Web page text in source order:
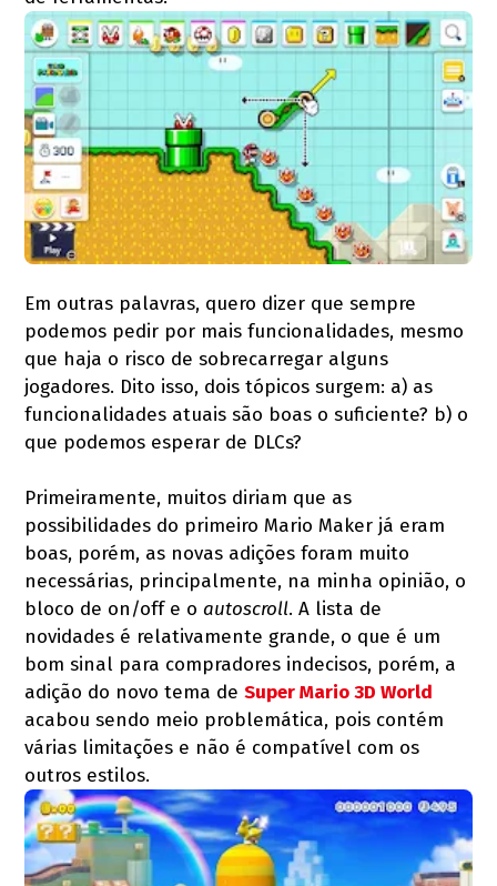
Em outras palavras, quero dizer que sempre
podemos pedir por mais funcionalidades, mesmo
que haja o risco de sobrecarregar alguns
jogadores. Dito isso, dois tópicos surgem: a) as
funcionalidades atuais são boas o suficiente? b) o
que podemos esperar de DLCs?
Primeiramente, muitos diriam que as
possibilidades do primeiro Mario Maker já eram
boas, porém, as novas adições foram muito
necessárias, principalmente, na minha opinião, o
bloco de on/off e oautoscroll. A lista de
novidades é relativamente grande, o que é um
bom sinal para compradores indecisos, porém, a
adição do novo tema deSuper Mario 3D World
acabou sendo meio problemática, pois contém
várias limitações e não é compatível com os
outros estilos.